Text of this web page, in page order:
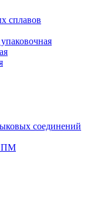
сплавов
соединений